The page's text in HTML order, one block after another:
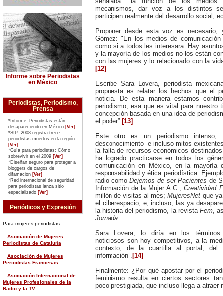
Matilde Montoya (1857-1938). Fue
título de médica cirujana en 1887.
16 de marzo:
La pacifista estadounidense
Rachel Corrie es arrollada (2003)
por una excavadora militar en
Gaza, cuando actuaba como
'escudo humano' para impedir la
demolición de la casa de un
médico de la localidad de Rafah.
19 de marzo:
La Alta Comisionada para los
su retiro del cargo (2002), luego
de conocerse las presiones del
gobierno de Estados Unidos para
que dejara el cargo, por
considerarla una persona
'molesta' para sus intereses.
20 de marzo:
La escritora estadounidense
Harriet Beecher-Stowe (1811-
1896), publica 'La Cabaña del Tío
Tom' (1852), novela que se
convierte en el manifiesto
antiesclavista de su época.
21 de marzo:
Día Internacional de la Eliminación
de la Discriminación Racial.
23 de marzo:
Nace en Iquique, Chile, Elena
emblemática del feminismo
28 de marzo:
-Nace Teresa de Ávila (1515-
Teresa de Jesús, y una de las
grandes místicas de su época.
1940), anarquista rusa, es
arrestada en Estados Unidos por
explicar a una audiencia sobre el
Informe sobre Periodistas
en México
Periodistas, Periodismo,
Prensa
*Informe: Periodistas están
desapareciendo en México [Ver]
*SIP: 2008 registra trece
periodistas muertos en la región
[Ver]
*Guía para periodistas: Cómo
sobrevivir en el 2009 [Ver]
*Diseñan seguro para proteger a
bloggers de cargos de
difamación [Ver]
*Red internacional de seguridad
para periodistas lanza sitio
especializado [Ver]
Periódicos y Expresión
Para mujeres periodistas:
Asociación de Mujeres
Periodistas de Cataluña
Asociación de Mujeres
Periodistas Francesas
Asociación Internacional de
Mujeres Profesionales de la
Radio y la TV
mecanismos, dar voz a los distintos
participen realmente del desarrollo social,
Proponer desde esta voz es
Gómez: "En los medios de
como si a todos les interesara. Hay
y la mayoría de los medios no los están
con las mujeres y lo relacionado con la
[12]
Escribe Sara Lovera, periodista
propuesta es relatar los hechos que el
noticia. De esta manera estamos
periodismo, esa que es vital para nuestro
concepción basada en una idea de
el poder”. [13]
Este otro es un periodismo
desconocimiento -e incluso mitos
la falta de recursos económicos
ha logrado practicarse en todos los
comunicación en México, en la mayoría
responsabilidad y ética periodística.
radio comoDejemos de ser Pacientes de
Información de la Mujer A.C.;Creatividad
millón de visitas al mes;MujeresNet que
el ciberespacio; e, incluso, las ya
la historia del periodismo, la revista Fem,
Jornada
Sara Lovera, lo diría en los términos
noticiosos son hoy competitivos, a la
contexto, de la cuartilla al portal, del
información”. [14]
Finalmente: ¿Por qué apostar por el
feminismo resulta en ciertos sectores
poco prestigiada, que incluso llega a atraer